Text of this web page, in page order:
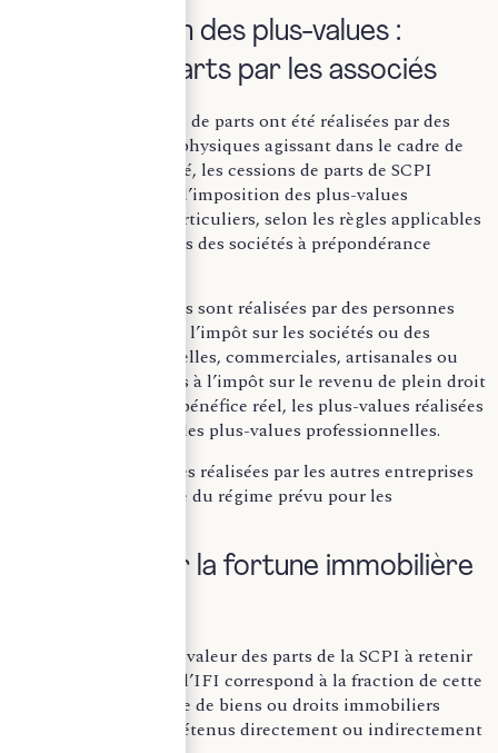
II – Imposition des plus-values :
cession de parts par les associés
Lorsque les cessions de parts ont été réalisées par des
associés personnes physiques agissant dans le cadre de
leur patrimoine privé, les cessions de parts de SCPI
relèvent du régime d’imposition des plus-values
immobilières des particuliers, selon les règles applicables
aux cessions de titres des sociétés à prépondérance
En outre, lorsqu’elles sont réalisées par des personnes
morales passibles de l’impôt sur les sociétés ou des
entreprises industrielles, commerciales, artisanales ou
agricoles imposables à l’impôt sur le revenu de plein droit
selon un régime de bénéfice réel, les plus-values réalisées
relèvent du régime des plus-values professionnelles.
Enfin, les plus-values réalisées par les autres entreprises
relèvent, en principe du régime prévu pour les
III – Impôt sur la fortune immobilière
Pour les associés, la valeur des parts de la SCPI à retenir
dans la déclaration d’IFI correspond à la fraction de cette
valeur représentative de biens ou droits immobiliers
imposables à l’IFI détenus directement ou indirectement